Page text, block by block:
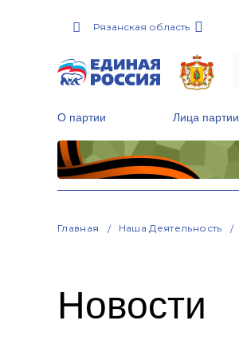
Рязанская область
О партии Лица партии
Главная Наша Деятельность
Новости